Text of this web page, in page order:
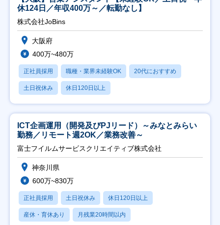
休124日／年収400万～／転勤なし】
株式会社JoBins
大阪府
400万~480万
正社員採用 職種・業界未経験OK 20代におすすめ
土日祝休み 休日120日以上
ICT企画運用（開発及びPJリード）～みなとみらい
勤務／リモート週2OK／業務改善～
富士フイルムサービスクリエイティブ株式会社
神奈川県
600万~830万
正社員採用 土日祝休み 休日120日以上
産休・育休あり 月残業20時間以内